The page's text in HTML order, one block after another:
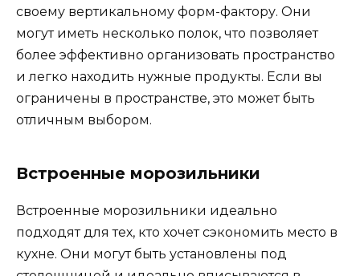
своему вертикальному форм-фактору. Они
могут иметь несколько полок, что позволяет
более эффективно организовать пространство
и легко находить нужные продукты. Если вы
ограничены в пространстве, это может быть
отличным выбором.
Встроенные морозильники
Встроенные морозильники идеально
подходят для тех, кто хочет сэкономить место в
кухне. Они могут быть установлены под